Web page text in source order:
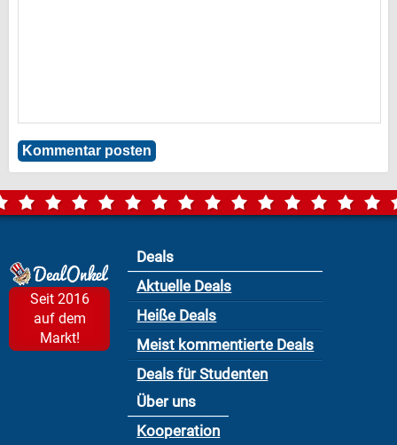
Seit 2016
auf dem
Markt!
Deals
Aktuelle Deals
Heiße Deals
Meist kommentierte Deals
Deals für Studenten
Über uns
Kooperation